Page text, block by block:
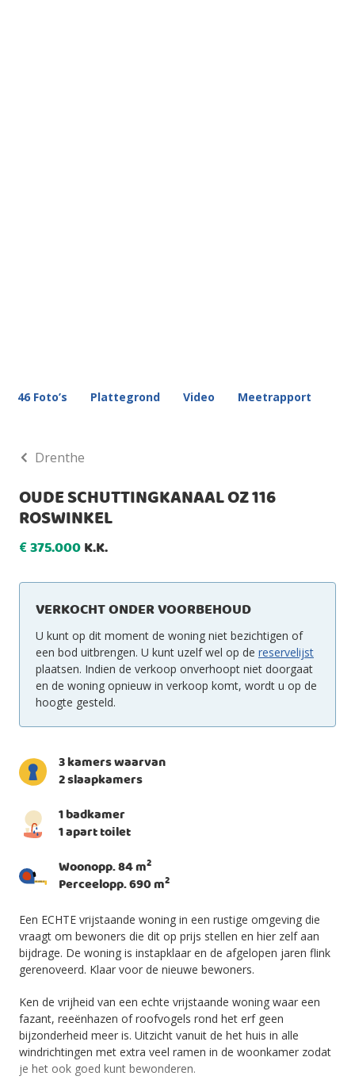
46 Foto’s Plattegrond Video Meetrapport
Drenthe
OUDE SCHUTTINGKANAAL OZ 116
ROSWINKEL
€375.000K.K.
VERKOCHT ONDER VOORBEHOUD
U kunt op dit moment de woning niet bezichtigen of
een bod uitbrengen. U kunt uzelf wel op de reservelijst
plaatsen. Indien de verkoop onverhoopt niet doorgaat
en de woning opnieuw in verkoop komt, wordt u op de
hoogte gesteld.
3 kamers waarvan
2 slaapkamers
1 badkamer
1 apart toilet
Woonopp. 84 m2
Perceelopp. 690 m2
Een ECHTE vrijstaande woning in een rustige omgeving die
vraagt om bewoners die dit op prijs stellen en hier zelf aan
bijdrage. De woning is instapklaar en de afgelopen jaren flink
gerenoveerd. Klaar voor de nieuwe bewoners.
Ken de vrijheid van een echte vrijstaande woning waar een
fazant, reeënhazen of roofvogels rond het erf geen
bijzonderheid meer is. Uitzicht vanuit de het huis in alle
windrichtingen met extra veel ramen in de woonkamer zodat
je het ook goed kunt bewonderen.